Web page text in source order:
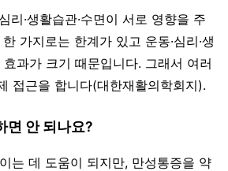
리·생활습관·수면이 서로 영향을 주
가지로는 한계가 있고 운동·심리·생
과가 크기 때문입니다. 그래서 여러
접근을 합니다(대한재활의학회지).
면 안 되나요?
는 데 도움이 되지만, 만성통증을 약